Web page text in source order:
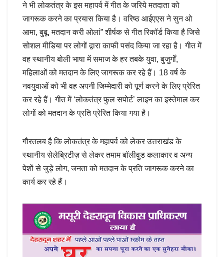
ने भी लोकतंत्र के इस महापर्व में गीत के जरिये मतदाता को
जागरूक करने का प्रयास किया है। वरिष्ठ आईएएस ने सुन ओ
आमा, बुबू, मतदान करी ओलां” शीर्षक से गीत रिकॉर्ड किया है जिसे
सोशल मीडिया पर लोगों द्वारा काफी पसंद किया जा रहा है। गीत में
वह स्थानीय बोली भाषा में समाज के हर तबके युवा, बुजुर्गों,
महिलाओं को मतदान के लिए जागरूक कर रहे हैं। 18 वर्ष के
नवयुवाओं को भी वह अपनी जिम्मेदारी को पूर्ण करने के लिए प्रेरित
कर रहे हैं। गीत में ‘लोकतंत्र फुल सपोर्ट’ लाइन का इस्तेमाल कर
लोगों को मतदान के प्रति प्रेरित किया गया है।
गौरतलब है कि लोकतंत्र के महापर्व को लेकर उत्तराखंड के
स्थानीय सेलेब्रिटीज़ से लेकर तमाम बॉलीवुड कलाकार व अन्य
पेशों से जुड़े लोग, जनता को मतदान के प्रति जागरूक करने का
कार्य कर रहे हैं।